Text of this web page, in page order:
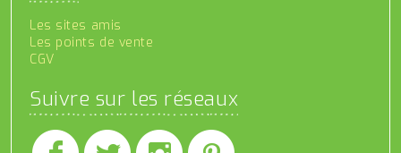
Les sites amis
Les points de vente
CGV
Suivre sur les réseaux